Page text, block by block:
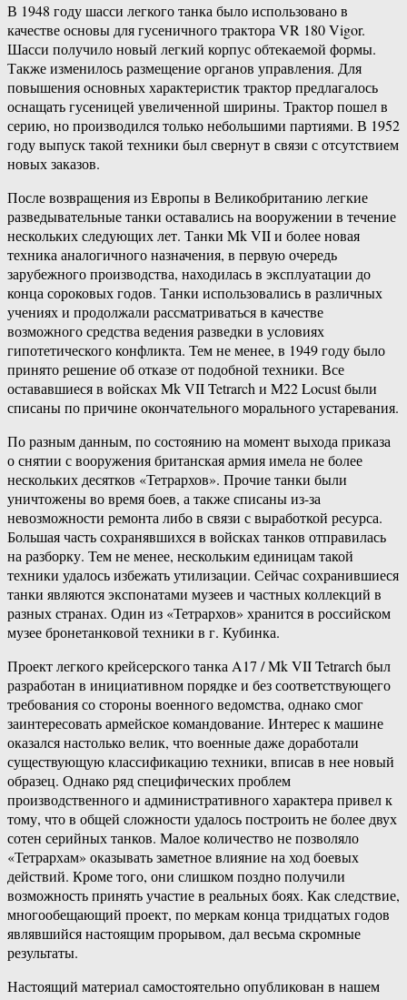
В 1948 году шасси легкого танка было использовано в
качестве основы для гусеничного трактора VR 180 Vigor.
Шасси получило новый легкий корпус обтекаемой формы.
Также изменилось размещение органов управления. Для
повышения основных характеристик трактор предлагалось
оснащать гусеницей увеличенной ширины. Трактор пошел в
серию, но производился только небольшими партиями. В 1952
году выпуск такой техники был свернут в связи с отсутствием
новых заказов.
После возвращения из Европы в Великобританию легкие
разведывательные танки оставались на вооружении в течение
нескольких следующих лет. Танки Mk VII и более новая
техника аналогичного назначения, в первую очередь
зарубежного производства, находилась в эксплуатации до
конца сороковых годов. Танки использовались в различных
учениях и продолжали рассматриваться в качестве
возможного средства ведения разведки в условиях
гипотетического конфликта. Тем не менее, в 1949 году было
принято решение об отказе от подобной техники. Все
остававшиеся в войсках Mk VII Tetrarch и M22 Locust были
списаны по причине окончательного морального устаревания.
По разным данным, по состоянию на момент выхода приказа
о снятии с вооружения британская армия имела не более
нескольких десятков «Тетрархов». Прочие танки были
уничтожены во время боев, а также списаны из-за
невозможности ремонта либо в связи с выработкой ресурса.
Большая часть сохранявшихся в войсках танков отправилась
на разборку. Тем не менее, нескольким единицам такой
техники удалось избежать утилизации. Сейчас сохранившиеся
танки являются экспонатами музеев и частных коллекций в
разных странах. Один из «Тетрархов» хранится в российском
музее бронетанковой техники в г. Кубинка.
Проект легкого крейсерского танка A17 / Mk VII Tetrarch был
разработан в инициативном порядке и без соответствующего
требования со стороны военного ведомства, однако смог
заинтересовать армейское командование. Интерес к машине
оказался настолько велик, что военные даже доработали
существующую классификацию техники, вписав в нее новый
образец. Однако ряд специфических проблем
производственного и административного характера привел к
тому, что в общей сложности удалось построить не более двух
сотен серийных танков. Малое количество не позволяло
«Тетрархам» оказывать заметное влияние на ход боевых
действий. Кроме того, они слишком поздно получили
возможность принять участие в реальных боях. Как следствие,
многообещающий проект, по меркам конца тридцатых годов
являвшийся настоящим прорывом, дал весьма скромные
результаты.
Настоящий материал самостоятельно опубликован в нашем